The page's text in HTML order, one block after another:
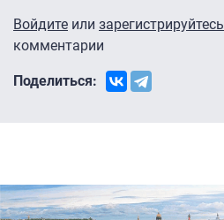
Войдите или зарегистрируйтесь
комментарии
Поделиться: